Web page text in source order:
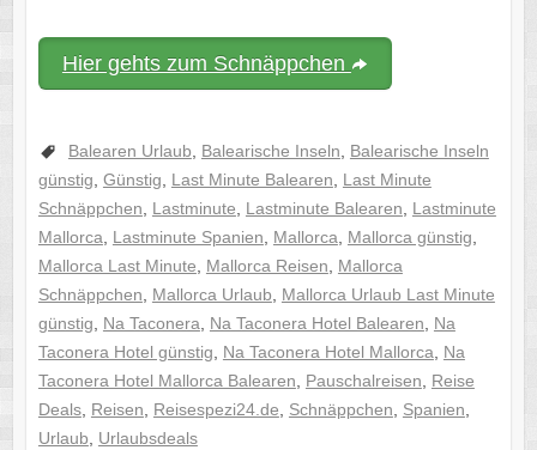
Hier gehts zum Schnäppchen
Balearen Urlaub, Balearische Inseln, Balearische Inseln
günstig, Günstig, Last Minute Balearen, Last Minute
Schnäppchen, Lastminute, Lastminute Balearen, Lastminute
Mallorca, Lastminute Spanien, Mallorca, Mallorca günstig,
Mallorca Last Minute, Mallorca Reisen, Mallorca
Schnäppchen, Mallorca Urlaub, Mallorca Urlaub Last Minute
günstig, Na Taconera, Na Taconera Hotel Balearen, Na
Taconera Hotel günstig, Na Taconera Hotel Mallorca, Na
Taconera Hotel Mallorca Balearen, Pauschalreisen, Reise
Deals, Reisen, Reisespezi24.de, Schnäppchen, Spanien,
Urlaub, Urlaubsdeals